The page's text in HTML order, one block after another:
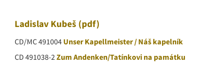
Ladislav Kubeš (pdf)
CD/MC 491004 Unser Kapellmeister / Náš kapelník
CD 491038-2Zum Andenken/Tatínkovi na památku